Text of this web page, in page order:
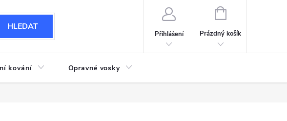
HLEDAT
Přihlášení
NÁKUPNÍ
Prázdný košík
kování Opravné vosky